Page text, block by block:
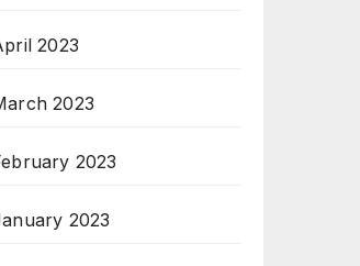
2023
2023
2023
2023